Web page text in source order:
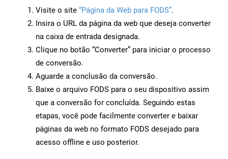
Visite o site “Página da Web para FODS”.
Insira o URL da página da web que deseja converter
na caixa de entrada designada.
Clique no botão “Converter” para iniciar o processo
de conversão.
Aguarde a conclusão da conversão.
Baixe o arquivo FODS para o seu dispositivo assim
que a conversão for concluída. Seguindo estas
etapas, você pode facilmente converter e baixar
páginas da web no formato FODS desejado para
acesso offline e uso posterior.